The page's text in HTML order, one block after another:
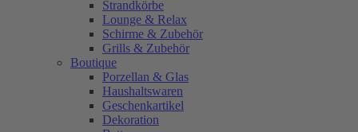
Strandkörbe
Lounge & Relax
Schirme & Zubehör
Grills & Zubehör
Boutique
Porzellan & Glas
Haushaltswaren
Geschenkartikel
Dekoration